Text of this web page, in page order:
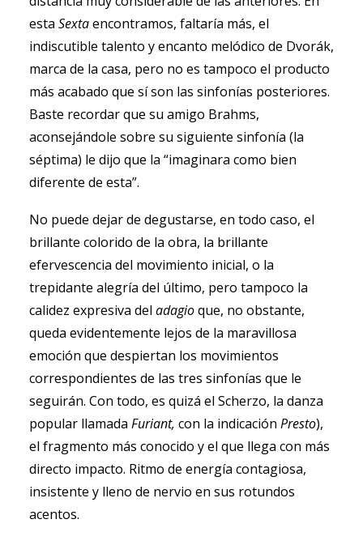
esta Sextaencontramos, faltaría más, el
indiscutible talento y encanto melódico de Dvorák,
marca de la casa, pero no es tampoco el producto
más acabado que sí son las sinfonías posteriores.
Baste recordar que su amigo Brahms,
aconsejándole sobre su siguiente sinfonía (la
séptima) le dijo que la “imaginara como bien
diferente de esta”.
No puede dejar de degustarse, en todo caso, el
brillante colorido de la obra, la brillante
efervescencia del movimiento inicial, o la
trepidante alegría del último, pero tampoco la
calidez expresiva del adagioque, no obstante,
queda evidentemente lejos de la maravillosa
emoción que despiertan los movimientos
correspondientes de las tres sinfonías que le
seguirán. Con todo, es quizá el Scherzo, la danza
popular llamada Furiant, con la indicación Presto),
el fragmento más conocido y el que llega con más
directo impacto. Ritmo de energía contagiosa,
insistente y lleno de nervio en sus rotundos
acentos.